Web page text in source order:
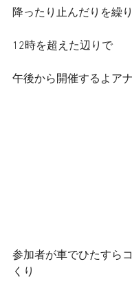
降ったり止んだりを繰
12時を超えた辺りで
午後から開催するよア
参加者が車でひたすら
くり